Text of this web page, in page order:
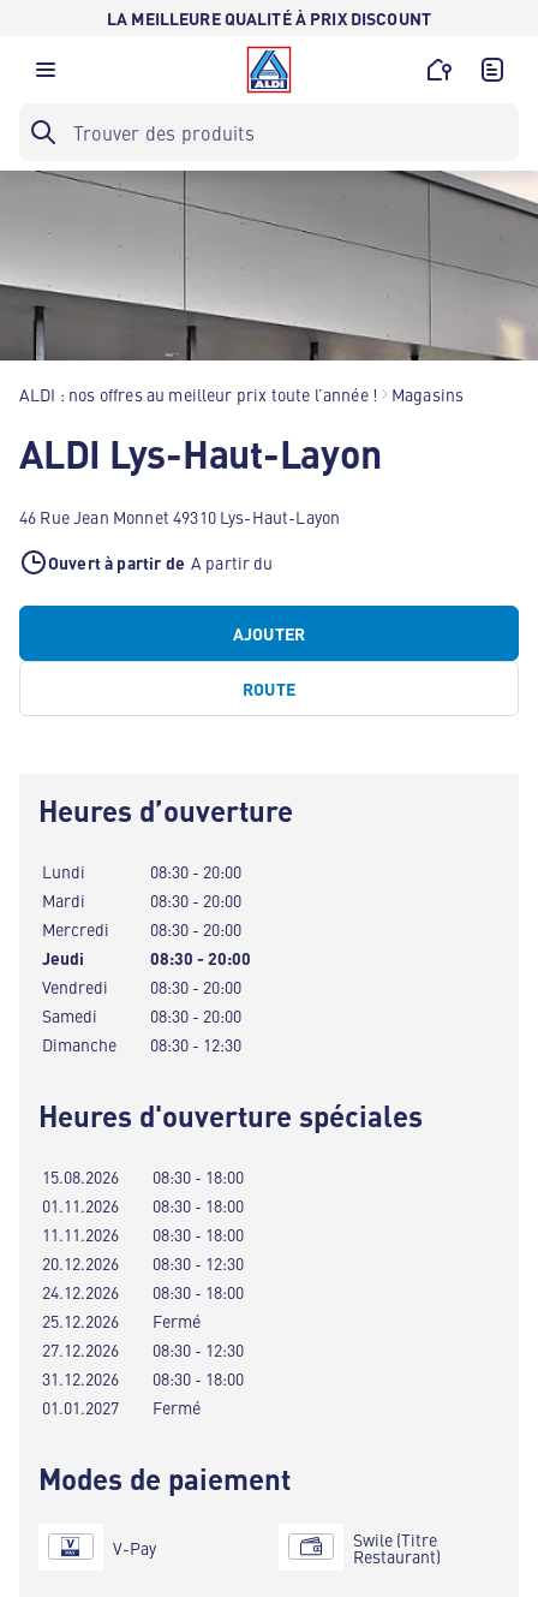
LA MEILLEURE QUALITÉ À PRIX DISCOUNT
ALDI : nos offres au meilleur prix toute l’année ! Magasins
ALDI Lys-Haut-Layon
46 Rue Jean Monnet 49310 Lys-Haut-Layon
Ouvert à partir de A partir du
AJOUTER
ROUTE
Heures d’ouverture
Lundi
08:30 - 20:00
Mardi
08:30 - 20:00
Mercredi
08:30 - 20:00
Jeudi
08:30 - 20:00
Vendredi
08:30 - 20:00
Samedi
08:30 - 20:00
Dimanche
08:30 - 12:30
Heures d'ouverture spéciales
15.08.2026
08:30 - 18:00
01.11.2026
08:30 - 18:00
11.11.2026
08:30 - 18:00
20.12.2026
08:30 - 12:30
24.12.2026
08:30 - 18:00
25.12.2026
Fermé
27.12.2026
08:30 - 12:30
31.12.2026
08:30 - 18:00
01.01.2027
Fermé
Modes de paiement
V-Pay Swile (Titre
Restaurant)